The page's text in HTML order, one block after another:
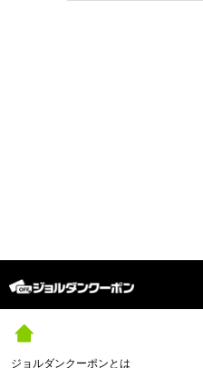
ジョルダンクーポンとは